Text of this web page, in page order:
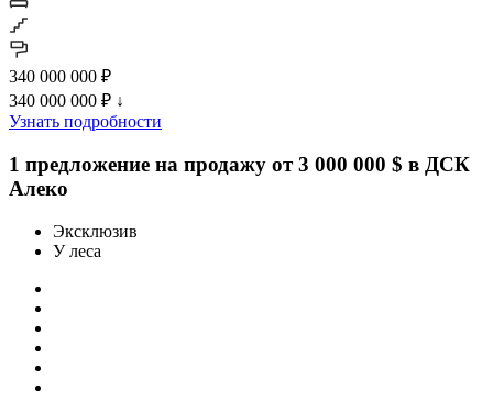
340 000 000 ₽
340 000 000 ₽ ↓
Узнать подробности
1 предложение на продажу от 3 000 000 $ в ДСК
Алеко
Эксклюзив
У леса